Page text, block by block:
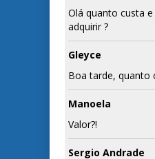
Olá quanto custa
adquirir ?
Gleyce
Boa tarde, quanto
Manoela
Valor?!
Sergio Andrade